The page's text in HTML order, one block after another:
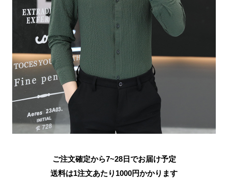
ご注文確定から7~28日でお届け予定
送料は1注文あたり 1000円かかります